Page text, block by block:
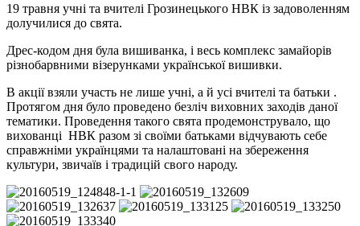
19 травня учні та вчителі Грозинецького НВК із задоволенням
долучилися до свята.
Дрес-кодом дня була вишиванка, і весь комплекс замайорів
різнобарвними візерунками української вишивки.
В акції взяли участь не лише учні, а й усі вчителі та батьки .
Протягом дня було проведено безліч виховних заходів даної
тематики. Проведення такого свята продемонструвало, що
вихованці НВК разом зі своїми батьками відчувають себе
справжніми українцями та налаштовані на збереження
культури, звичаїв і традицій свого народу.